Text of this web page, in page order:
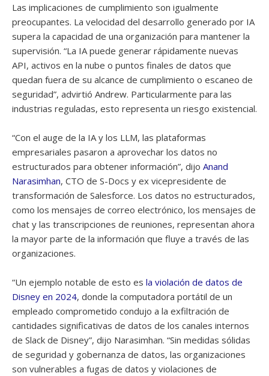
Las implicaciones de cumplimiento son igualmente
preocupantes. La velocidad del desarrollo generado por IA
supera la capacidad de una organización para mantener la
supervisión. “La IA puede generar rápidamente nuevas
API, activos en la nube o puntos finales de datos que
quedan fuera de su alcance de cumplimiento o escaneo de
seguridad”, advirtió Andrew. Particularmente para las
industrias reguladas, esto representa un riesgo existencial.
“Con el auge de la IA y los LLM, las plataformas
empresariales pasaron a aprovechar los datos no
estructurados para obtener información”, dijo Anand
Narasimhan, CTO de S-Docs y ex vicepresidente de
transformación de Salesforce. Los datos no estructurados,
como los mensajes de correo electrónico, los mensajes de
chat y las transcripciones de reuniones, representan ahora
la mayor parte de la información que fluye a través de las
organizaciones.
“Un ejemplo notable de esto es la violación de datos de
Disney en 2024, donde la computadora portátil de un
empleado comprometido condujo a la exfiltración de
cantidades significativas de datos de los canales internos
de Slack de Disney”, dijo Narasimhan. “Sin medidas sólidas
de seguridad y gobernanza de datos, las organizaciones
son vulnerables a fugas de datos y violaciones de